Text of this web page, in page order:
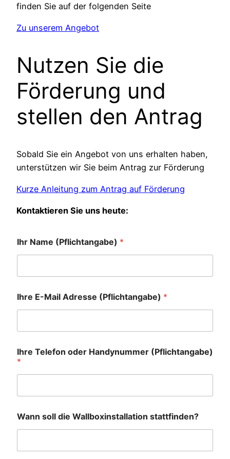
finden Sie auf der folgenden Seite
Zu unserem Angebot
Nutzen Sie die
Förderung und
stellen den Antrag
Sobald Sie ein Angebot von uns erhalten haben,
unterstützen wir Sie beim Antrag zur Förderung
Kurze Anleitung zum Antrag auf Förderung
Kontaktieren Sie uns heute:
Ihr Name (Pflichtangabe) *
Ihre E-Mail Adresse (Pflichtangabe) *
Ihre Telefon oder Handynummer (Pflichtangabe)
*
Wann soll die Wallboxinstallation stattfinden?